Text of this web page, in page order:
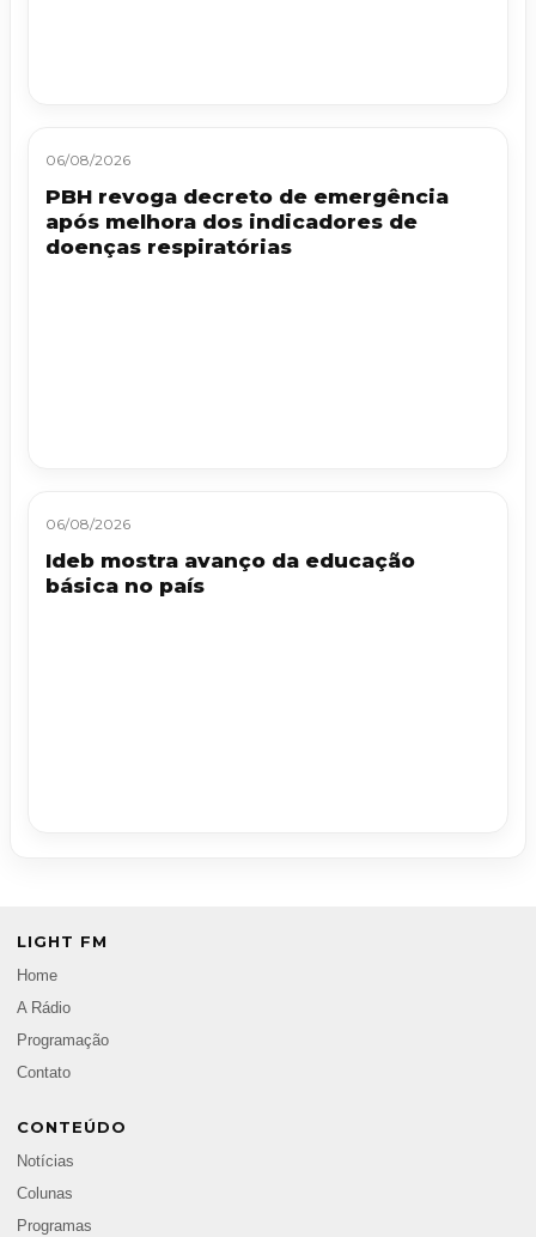
06/08/2026
PBH revoga decreto de emergência
após melhora dos indicadores de
doenças respiratórias
06/08/2026
Ideb mostra avanço da educação
básica no país
LIGHT FM
Home
A Rádio
Programação
Contato
CONTEÚDO
Notícias
Colunas
Programas